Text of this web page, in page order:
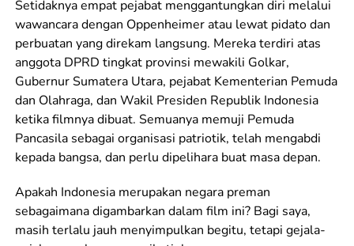
Setidaknya empat pejabat menggantungkan diri melalui
wawancara dengan Oppenheimer atau lewat pidato dan
perbuatan yang direkam langsung. Mereka terdiri atas
anggota DPRD tingkat provinsi mewakili Golkar,
Gubernur Sumatera Utara, pejabat Kementerian Pemuda
dan Olahraga, dan Wakil Presiden Republik Indonesia
ketika filmnya dibuat. Semuanya memuji Pemuda
Pancasila sebagai organisasi patriotik, telah mengabdi
kepada bangsa, dan perlu dipelihara buat masa depan.
Apakah Indonesia merupakan negara preman
sebagaimana digambarkan dalam film ini? Bagi saya,
masih terlalu jauh menyimpulkan begitu, tetapi gejala-